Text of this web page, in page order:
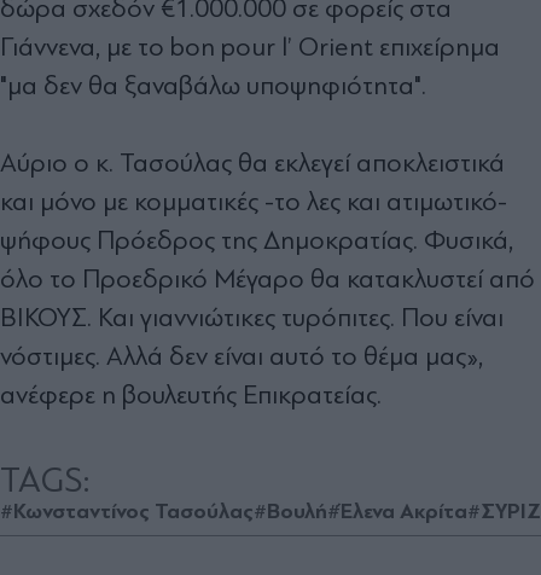
δώρα σχεδόν €1.000.000 σε φορείς στα
Γιάννενα, με το bon pour l’ Orient επιχείρημα
"μα δεν θα ξαναβάλω υποψηφιότητα".
Αύριο ο κ. Τασούλας θα εκλεγεί αποκλειστικά
και μόνο με κομματικές -το λες και ατιμωτικό-
ψήφους Πρόεδρος της Δημοκρατίας. Φυσικά,
όλο το Προεδρικό Μέγαρο θα κατακλυστεί από
ΒΙΚΟΥΣ. Και γιαννιώτικες τυρόπιτες. Που είναι
νόστιμες. Αλλά δεν είναι αυτό το θέμα μας»,
ανέφερε η βουλευτής Επικρατείας.
TAGS:
#Κωνσταντίνος Τασούλας#Βουλή#Έλενα Ακρίτα